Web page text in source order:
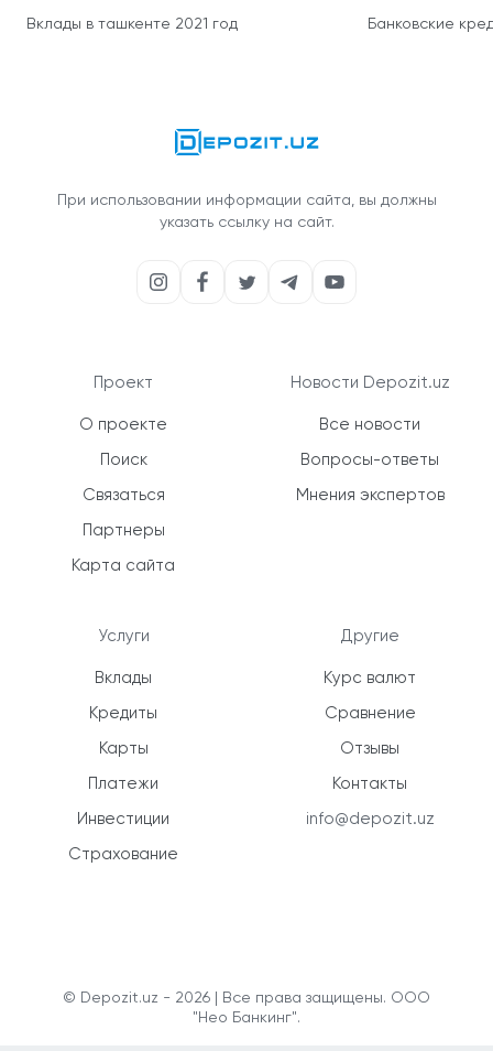
Вклады в ташкенте 2021 год Банковские
При использовании информации сайта, вы должны
указать ссылку на сайт.
Проект
О проекте
Поиск
Связаться
Партнеры
Карта сайта
Услуги
Вклады
Кредиты
Карты
Платежи
Инвестиции
Страхование
Новости Depozit.uz
Все новости
Вопросы-ответы
Мнения экспертов
Другие
Курс валют
Сравнение
Отзывы
Контакты
info@depozit.uz
© Depozit.uz - 2026 | Все права защищены. ООО
"Нео Банкинг".